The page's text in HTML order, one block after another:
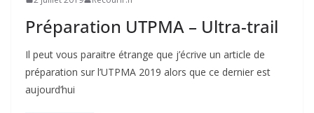
Préparation UTPMA – Ultra-trail
Il peut vous paraitre étrange que j’écrive un article de
préparation sur l’UTPMA 2019 alors que ce dernier est
aujourd’hui